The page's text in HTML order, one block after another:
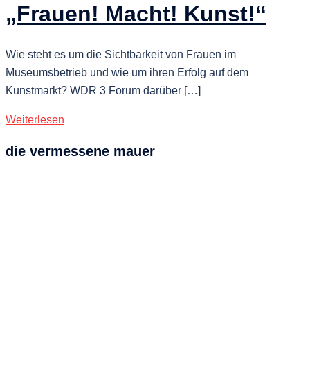
„Frauen! Macht! Kunst!“
Wie steht es um die Sichtbarkeit von Frauen im
Museumsbetrieb und wie um ihren Erfolg auf dem
Kunstmarkt? WDR 3 Forum darüber […]
Weiterlesen
die vermessene mauer